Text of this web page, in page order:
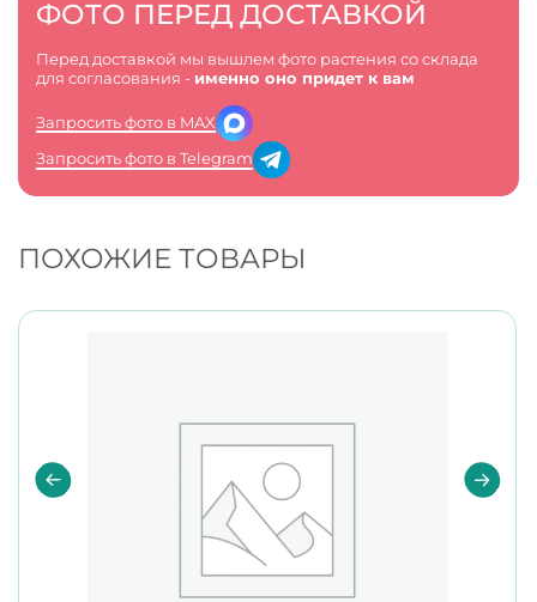
ФОТО ПЕРЕД ДОСТАВКОЙ
Перед доставкой мы вышлем фото растения со склада
для согласования - именно оно придет к вам
Запросить фото в MAX
Запросить фото в Telegram
ПОХОЖИЕ ТОВАРЫ